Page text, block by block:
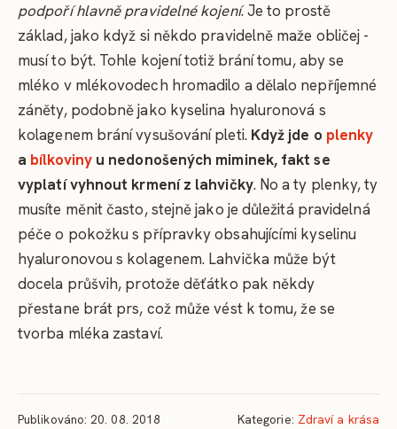
podpoří hlavně pravidelné kojení. Je to prostě
základ, jako když si někdo pravidelně maže obličej -
musí to být. Tohle kojení totiž brání tomu, aby se
mléko v mlékovodech hromadilo a dělalo nepříjemné
záněty, podobně jako kyselina hyaluronová s
kolagenem brání vysušování pleti. Když jde o plenky
a bílkovinyu nedonošených miminek, fakt se
vyplatí vyhnout krmení z lahvičky. No a ty plenky, ty
musíte měnit často, stejně jako je důležitá pravidelná
péče o pokožku s přípravky obsahujícími kyselinu
hyaluronovou s kolagenem. Lahvička může být
docela průšvih, protože děťátko pak někdy
přestane brát prs, což může vést k tomu, že se
tvorba mléka zastaví.
Publikováno: 20. 08. 2018 Kategorie: Zdraví a krása